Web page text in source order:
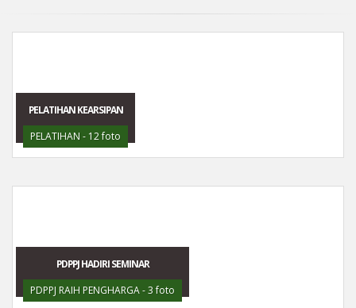
PELATIHAN KEARSIPAN
PELATIHAN - 12 foto
PDPPJ HADIRI SEMINAR
PDPPJ RAIH PENGHARGA - 3 foto